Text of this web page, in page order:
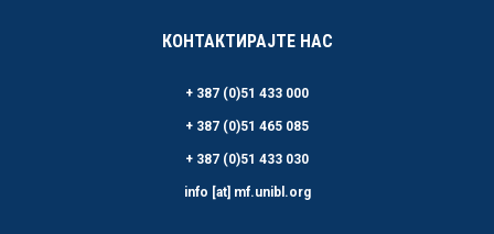
КОНТАКТИРАЈТЕ НАС
+ 387 (0)51 433 000
+ 387 (0)51 465 085
+ 387 (0)51 433 030
info [at] mf.unibl.org